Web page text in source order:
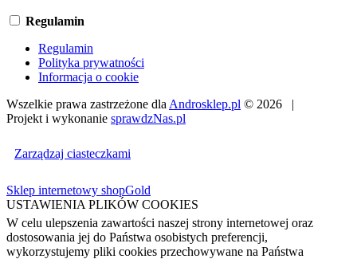
Regulamin
Regulamin
Polityka prywatności
Informacja o cookie
Wszelkie prawa zastrzeżone dla Androsklep.pl © 2026 |
Projekt i wykonanie sprawdzNas.pl
Zarządzaj ciasteczkami
Sklep internetowy shopGold
USTAWIENIA PLIKÓW COOKIES
W celu ulepszenia zawartości naszej strony internetowej oraz
dostosowania jej do Państwa osobistych preferencji,
wykorzystujemy pliki cookies przechowywane na Państwa